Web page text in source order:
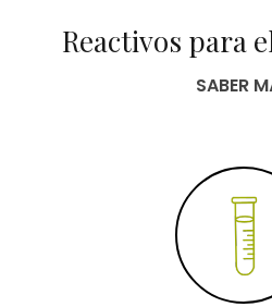
Reactivos para
SABER